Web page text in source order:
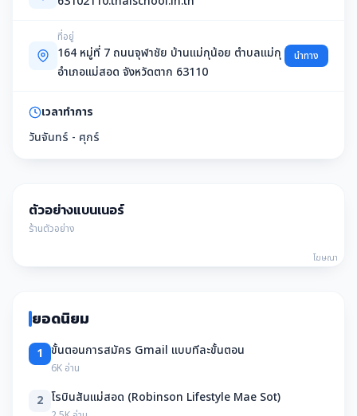
ที่อยู่
164 หมู่ที่ 7 ถนนจุฬาชัย บ้านแม่กุน้อย ตำบลแม่กุ
อำเภอแม่สอด จังหวัดตาก 63110
นำทาง
เวลาทำการ
วันจันทร์ - ศุกร์
ตัวอย่างแบนเนอร์
ร้านตัวอย่าง
โฆษณา
ยอดนิยม
1 ขั้นตอนการสมัคร Gmail แบบทีละขั้นตอน
6K อ่าน
2 โรบินสันแม่สอด (Robinson Lifestyle Mae Sot)